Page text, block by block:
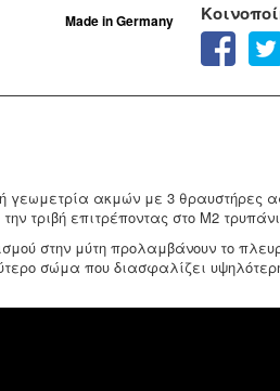
Made in Germany
γεωμετρία ακμών με 3 θραυστήρες
τριβή επιτρέποντας στο Μ2
στην μύτη προλαμβάνουν το
σώμα που διασφαλίζει